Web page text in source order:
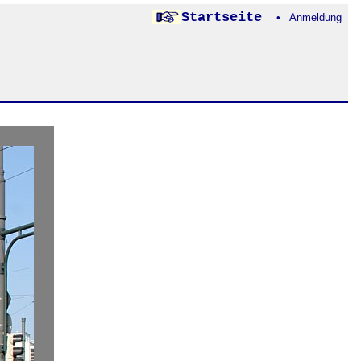
Startseite • Anmeldung